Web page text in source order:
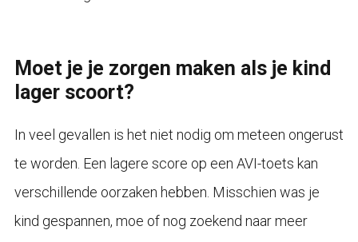
Moet je je zorgen maken als je kind
lager scoort?
In veel gevallen is het niet nodig om meteen ongerust
te worden. Een lagere score op een AVI-toets kan
verschillende oorzaken hebben. Misschien was je
kind gespannen, moe of nog zoekend naar meer